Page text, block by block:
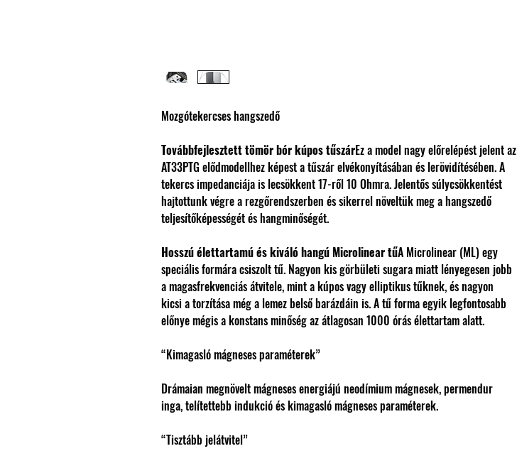
Mozgótekercses hangszedő
Továbbfejlesztett tömör bór kúpos tűszárEz a model nagy előrelépést jelent az
AT33PTG elődmodellhez képest a tűszár elvékonyításában és lerövidítésében. A
tekercs impedanciája is lecsökkent 17-ről 10 Ohmra. Jelentős súlycsökkentést
hajtottunk végre a rezgőrendszerben és sikerrel növeltük meg a hangszedő
teljesítőképességét és hangminőségét.
Hosszú élettartamú és kiváló hangú Microlinear tűA Microlinear (ML) egy
speciális formára csiszolt tű. Nagyon kis görbületi sugara miatt lényegesen jobb
a magasfrekvenciás átvitele, mint a kúpos vagy elliptikus tűknek, és nagyon
kicsi a torzítása még a lemez belső barázdáin is. A tű forma egyik legfontosabb
előnye mégis a konstans minőség az átlagosan 1000 órás élettartam alatt.
“Kimagasló mágneses paraméterek”
Drámaian megnövelt mágneses energiájú neodímium mágnesek, permendur
inga, telítettebb indukció és kimagasló mágneses paraméterek.
“Tisztább jelátvitel”